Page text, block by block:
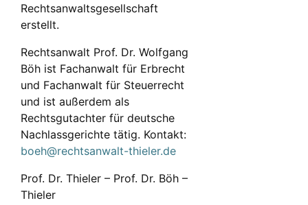
Rechtsanwaltsgesellschaft
erstellt.
Rechtsanwalt Prof. Dr. Wolfgang
Böh ist Fachanwalt für Erbrecht
und Fachanwalt für Steuerrecht
und ist außerdem als
Rechtsgutachter für deutsche
Nachlassgerichte tätig. Kontakt:
boeh@rechtsanwalt-thieler.de
Prof. Dr. Thieler – Prof. Dr. Böh –
Thieler